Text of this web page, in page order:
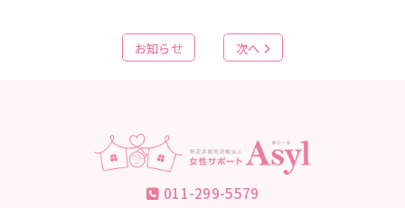
お知らせ 次へ
011-299-5579